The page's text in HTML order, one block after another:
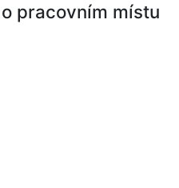
pracovním místu